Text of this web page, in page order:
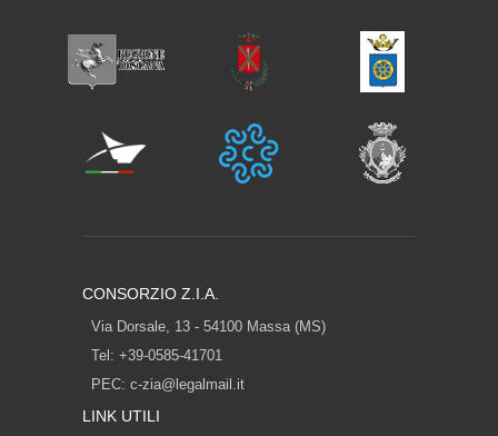
CONSORZIO Z.I.A.
Via Dorsale, 13 - 54100 Massa (MS)
Tel: +39-0585-41701
PEC: c-zia@legalmail.it
LINK UTILI